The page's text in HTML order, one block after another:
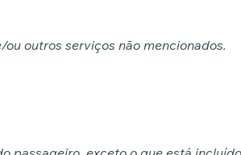
outros serviços não mencionados.